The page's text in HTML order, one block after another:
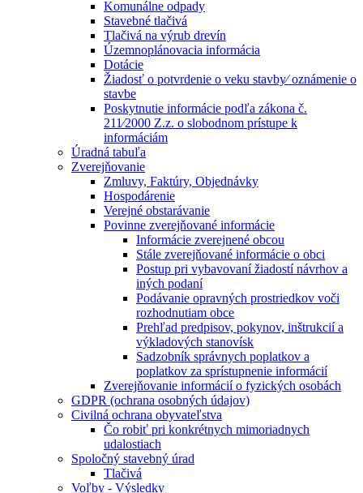
Komunálne odpady
Stavebné tlačivá
Tlačivá na výrub drevín
Územnoplánovacia informácia
Dotácie
Žiadosť o potvrdenie o veku stavby⁄ oznámenie o
stavbe
Poskytnutie informácie podľa zákona č.
211⁄2000 Z.z. o slobodnom prístupe k
informáciám
Úradná tabuľa
Zverejňovanie
Zmluvy, Faktúry, Objednávky
Hospodárenie
Verejné obstarávanie
Povinne zverejňované informácie
Informácie zverejnené obcou
Stále zverejňované informácie o obci
Postup pri vybavovaní žiadostí návrhov a
iných podaní
Podávanie opravných prostriedkov voči
rozhodnutiam obce
Prehľad predpisov, pokynov, inštrukcií a
výkladových stanovísk
Sadzobník správnych poplatkov a
poplatkov za sprístupnenie informácií
Zverejňovanie informácií o fyzických osobách
GDPR (ochrana osobných údajov)
Civilná ochrana obyvateľstva
Čo robiť pri konkrétnych mimoriadnych
udalostiach
Spoločný stavebný úrad
Tlačivá
Voľby - Výsledky